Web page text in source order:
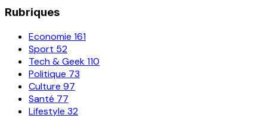
Rubriques
Economie 161
Sport 52
Tech & Geek110
Politique 73
Culture 97
Santé 77
Lifestyle 32